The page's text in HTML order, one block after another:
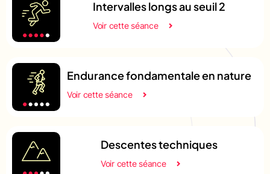
Intervalles longs au seuil 2
Voir cette séance
Endurance fondamentale en nature
Voir cette séance
Descentes techniques
Voir cette séance